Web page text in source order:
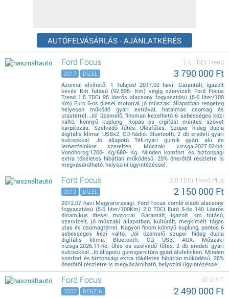
AUTÓFELVÁSÁRLÁS - AJÁNLATKÉRÉS
Ford Focus 1.5 TDCI Trend
3 790 000 Ft
2017 DÍZEL
Azonnal elvihető! 1 Tulajos! 2017.02 havi. Garantált, igazolt
kevés Km futású (92.595- Km) végig szervizelt Ford Focus
Trend 1.5 TDCi 95 lóerős alacsony fogyasztású (5-6 liter/100
Km) Euro 6-os diesel motorral, jó műszaki állapotban rengeteg
helyesen működő gyári extrával, hatalmas csomag és
utastérrel. Jól üzemelő, finoman kezelhető 6 sebességes kézi
váltó, könnyű kuplung. Kopás és cigifüst mentes szövet
kárpitozás. Szélvédő fűtés. Ülésfűtés. Szuper hideg dupla
digitális klíma! USBx2. CD-Rádió. Bluetooth. 2 db eredeti gyári
kulcsokkal. Jó állapotú Téli-nyári gumik gyári alu és
lemezfelnikre szerelten. Műszaki vizsga:2027.02-hó.
Vonóhorog:1200- Kg/680- Kg. Minden komfort és biztonsági
extra tökéletes hibátlan működésű. 25% önerőtől részletre is
megvásárolható, helyszíni ügyintézéssel.
Ford Focus 2.0 TDCi Trend Plus
2 150 000 Ft
2012 DÍZEL
2012.07 havi Magyarországi. Ford Focus combi eladó alacsony
fogyasztású (5-6 liter/100Km) 2.0 TDCI Euró 5-ös 140 Lóerős
dinamikus diesel motorral. Garantált, igazolt Km futású,
szervizelt, jó műszaki állapotban, kultúrált, megkímélt tágas
utas és csomagtérrel. Nagyon finom könnyű kuplung, pontos 6
sebességes kézi váltó. Jól üzemelő szuper hideg dupla
digitális klíma. Bluetooth, CD, USB. AUX. Műszaki
vizsga:2026.11-hó. Ülés és szélvédő fűtés. 2 db eredeti gyári
kulcsokkal. Jó állapotú gumigarnitúra gyári alufelniken. Minden
komfort és biztonsági extra tökéletes hibátlan működésű. 25%
önerőtől részletre is megvásárolható, helyszíni ügyintézéssel.
Ford Focus ST 2.5 T
2 490 000 Ft
2007 BENZIN